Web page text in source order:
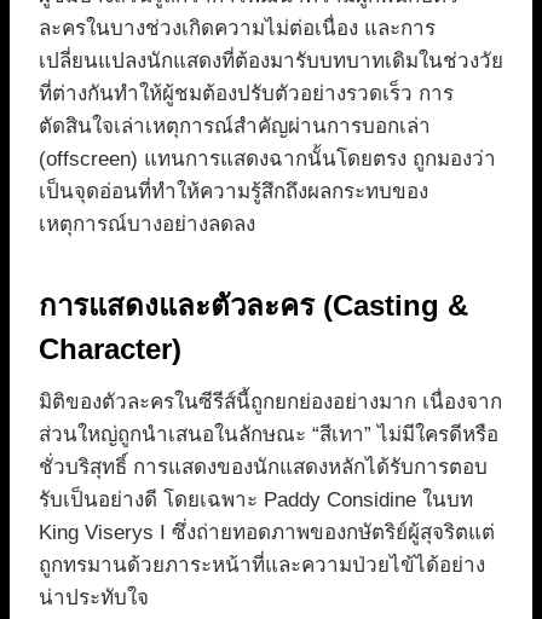
ละครในบางช่วงเกิดความไม่ต่อเนื่อง และการ
เปลี่ยนแปลงนักแสดงที่ต้องมารับบทบาทเดิมในช่วงวัย
ที่ต่างกันทำให้ผู้ชมต้องปรับตัวอย่างรวดเร็ว การ
ตัดสินใจเล่าเหตุการณ์สำคัญผ่านการบอกเล่า
(offscreen) แทนการแสดงฉากนั้นโดยตรง ถูกมองว่า
เป็นจุดอ่อนที่ทำให้ความรู้สึกถึงผลกระทบของ
เหตุการณ์บางอย่างลดลง
การแสดงและตัวละคร (Casting &
Character)
มิติของตัวละครในซีรีส์นี้ถูกยกย่องอย่างมาก เนื่องจาก
ส่วนใหญ่ถูกนำเสนอในลักษณะ “สีเทา” ไม่มีใครดีหรือ
ชั่วบริสุทธิ์ การแสดงของนักแสดงหลักได้รับการตอบ
รับเป็นอย่างดี โดยเฉพาะ Paddy Considine ในบท
King Viserys I ซึ่งถ่ายทอดภาพของกษัตริย์ผู้สุจริตแต่
ถูกทรมานด้วยภาระหน้าที่และความป่วยไข้ได้อย่าง
น่าประทับใจ